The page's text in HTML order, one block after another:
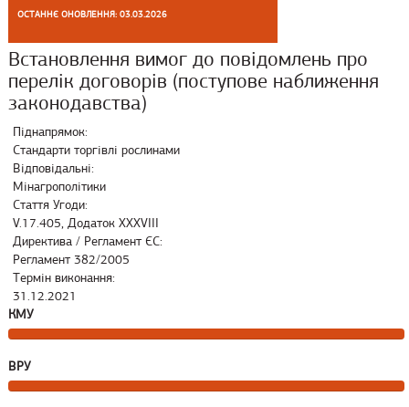
ОСТАННЄ ОНОВЛЕННЯ: 03.03.2026
Встановлення вимог до повідомлень про
перелік договорів (поступове наближення
законодавства)
Піднапрямок:
Стандарти торгівлі рослинами
Відповідальні:
Мінагрополітики
Стаття Угоди:
V.17.405, Додаток XXXVIII
Директива / Регламент ЄС:
Регламент 382/2005
Термін виконання:
31.12.2021
КМУ
ВРУ